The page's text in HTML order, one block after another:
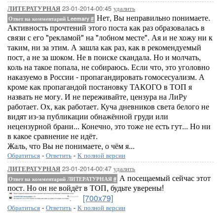
ЛИТЕРАТУРНАЯ 23-01-2014-00:45 удалить
Ответ на комментарий Leemary # Нет, Вы неправильно понимаете.
Активность прочтений этого поста как раз образовалась в
связи с его "рекламой" на "лобном месте". Ая и не хожу ни к
таким, ни за этим. А зашла как раз, как в рекомендуемый
пост, а не за шоком. Не в поиске скандала. Но и молчать,
коль на такое попала, не собираюсь. Если что, это уголовно
наказуемо в России - пропагандировать гомосесуализм. А
кроме как пропагандой постановку ТАКОГО в ТОП я
назвать не могу. И не переживайте, цензура на ЛиРу
работает. Ох, как работает. Куча дневников света белого не
видят из-за публикации обнажённой груди или
нецензурной брани... Конечно, это тоже не есть гут... Но ни
в какое сравнение не идёт.
Жаль, что Вы не понимаете, о чём я...
Обратиться - Ответить - К полной версии
ЛИТЕРАТУРНАЯ 23-01-2014-00:47 удалить
Ответ на комментарий ЛИТЕРАТУРНАЯ # А посещаемый сейчас этот
пост. Но он не войдёт в ТОП, будьте уверены!
[700x79]
Обратиться - Ответить - К полной версии